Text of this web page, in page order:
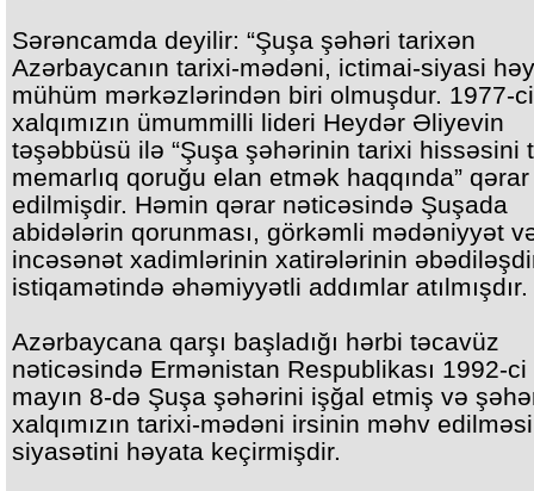
Sərəncamda deyilir: “Şuşa şəhəri tarixən
Azərbaycanın tarixi-mədəni, ictimai-siyasi
mühüm mərkəzlərindən biri olmuşdur. 1977-
xalqımızın ümummilli lideri Heydər Əliyevin
təşəbbüsü ilə “Şuşa şəhərinin tarixi hissəsini
memarlıq qoruğu elan etmək haqqında”
edilmişdir. Həmin qərar nəticəsində Şuşada
abidələrin qorunması, görkəmli mədəniyyət
incəsənət xadimlərinin xatirələrinin
istiqamətində əhəmiyyətli addımlar atılmışdır.
Azərbaycana qarşı başladığı hərbi təcavüz
nəticəsində Ermənistan Respublikası 1992-ci
mayın 8-də Şuşa şəhərini işğal etmiş və
xalqımızın tarixi-mədəni irsinin məhv edilməsi
siyasətini həyata keçirmişdir.